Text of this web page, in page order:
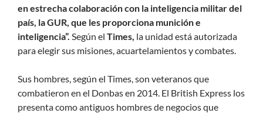
en estrecha colaboración con la inteligencia militar del
país, la GUR, que les proporciona munición e
inteligencia”. Según el Times, la unidad está autorizada
para elegir sus misiones, acuartelamientos y combates.
Sus hombres, según el Times, son veteranos que
combatieron en el Donbas en 2014. El British Express los
presenta como antiguos hombres de negocios que